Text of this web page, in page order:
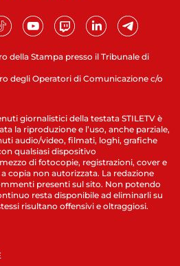
della Stampa presso il Tribunale di
degli Operatori di Comunicazione c/o
giornalistici della testata STILETV è
la riproduzione e l’uso, anche parziale,
audio/video, filmati, loghi, grafiche
qualsiasi dispositivo
di fotocopie, registrazioni, cover e
copia non autorizzata. La redazione
presenti sul sito. Non potendo
resta disponibile ad eliminarli su
risultano offensivi e oltraggiosi.